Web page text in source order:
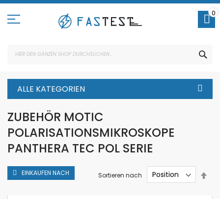
Direkt
Inhalt
0
ALLE KATEGORIEN
ZUBEHÖR MOTIC
POLARISATIONSMIKROSKOPE
PANTHERA TEC POL SERIE
Sortieren nach
EINKAUFEN NACH